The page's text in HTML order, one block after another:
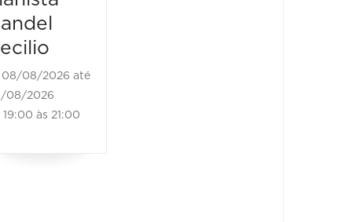
08/08/2026 até
08/2026
às 21:00